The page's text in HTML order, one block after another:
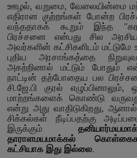
ஊழல், வறுமை, வேலையின்மை
எதிரான குற்றங்கள் போன்ற
வந்ததாகக் கூறும் இந்த
பிரச்சனை என்பது சில
அவர்களின் கட்சிகளிடம் மட்டுமே
புதிய அரசாங்கத்தை
அகற்றினால் மட்டும் போதும்
நாட்டின் தற்போதைய பல
சி.ஜே.பி குரல் எழுப்பினாலும்,
மாற்றங்களைக் கொண்டு
என்று அது வாதிடுகிறது, ஆனால்
சிக்கல்கள் நீடிப்பதற்கு
இருக்கும்
தாராளமயமாக்கல்
கட்சியாக இது இல்லை.